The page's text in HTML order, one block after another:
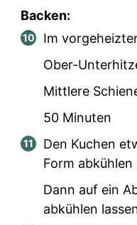
Backen:
Im
Ober-
Mittlere
50 Minuten
Den Kuchen
Form abkühlen
Dann auf ein
abkühlen